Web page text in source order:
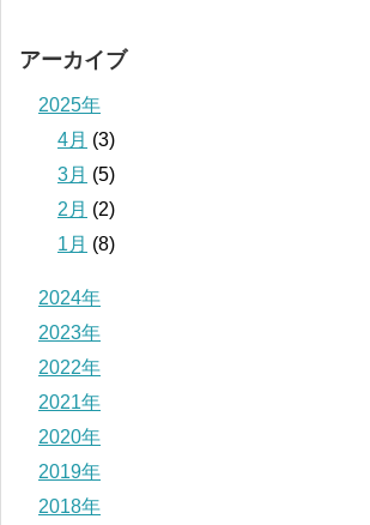
アーカイブ
2025年
4月 (3)
3月 (5)
2月 (2)
1月 (8)
2024年
2023年
2022年
2021年
2020年
2019年
2018年